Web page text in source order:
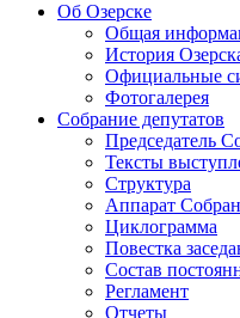
Об Озерске
Общая
История
Официальные
Фотогалерея
Собрание депутатов
Председатель
Тексты
Структура
Аппарат
Циклограмма
Повестка
Состав
Регламент
Отчеты